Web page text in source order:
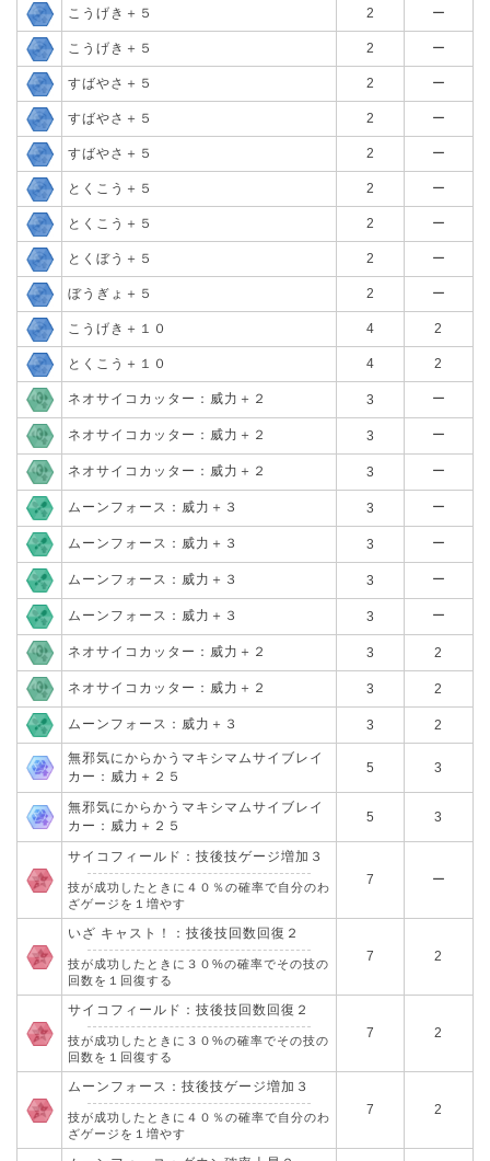
こうげき＋５ 2 ー
こうげき＋５ 2 ー
すばやさ＋５ 2 ー
すばやさ＋５ 2 ー
すばやさ＋５ 2 ー
とくこう＋５ 2 ー
とくこう＋５ 2 ー
とくぼう＋５ 2 ー
ぼうぎょ＋５ 2 ー
こうげき＋１０ 4 2
とくこう＋１０ 4 2
ネオサイコカッター：威力＋２ 3 ー
ネオサイコカッター：威力＋２ 3 ー
ネオサイコカッター：威力＋２ 3 ー
ムーンフォース：威力＋３ 3 ー
ムーンフォース：威力＋３ 3 ー
ムーンフォース：威力＋３ 3 ー
ムーンフォース：威力＋３ 3 ー
ネオサイコカッター：威力＋２ 3 2
ネオサイコカッター：威力＋２ 3 2
ムーンフォース：威力＋３ 3 2
無邪気にからかうマキシマムサイブレイ
カー：威力＋２５
5 3
無邪気にからかうマキシマムサイブレイ
カー：威力＋２５
5 3
サイコフィールド：技後技ゲージ増加３
技が成功したときに４０％の確率で自分のわ
ざゲージを１増やす
7 ー
いざ キャスト！：技後技回数回復２
技が成功したときに３０%の確率でその技の
回数を１回復する
7 2
サイコフィールド：技後技回数回復２
技が成功したときに３０%の確率でその技の
回数を１回復する
7 2
ムーンフォース：技後技ゲージ増加３
技が成功したときに４０％の確率で自分のわ
ざゲージを１増やす
7 2